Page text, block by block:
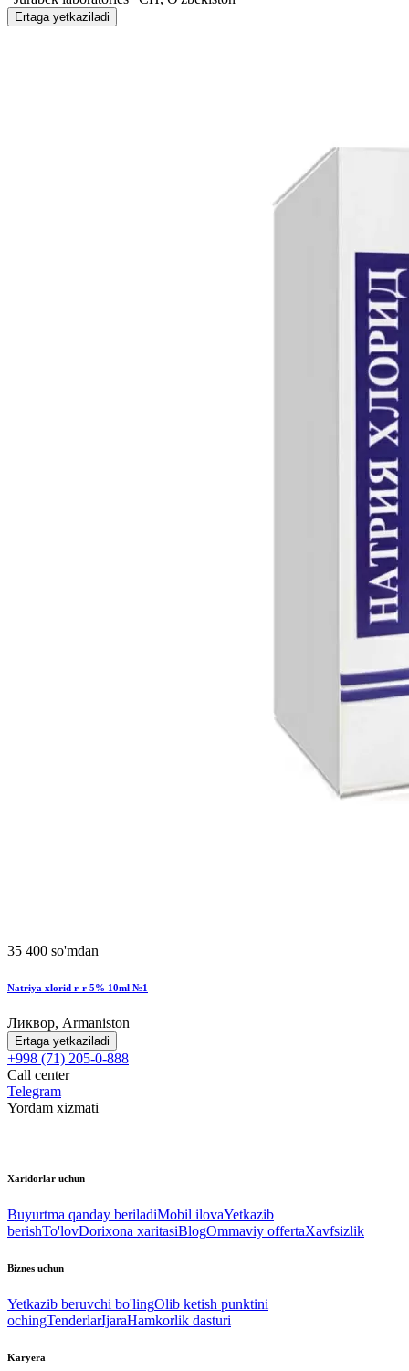
Ertaga yetkaziladi
35 400 so'mdan
Natriya xlorid r-r 5% 10ml №1
Ликвор, Armaniston
Ertaga yetkaziladi
+998 (71) 205-0-888
Call center
Telegram
Yordam xizmati
Xaridorlar uchun
Buyurtma qanday beriladiMobil ilovaYetkazib
berishTo'lovDorixona xaritasiBlogOmmaviy offertaXavfsizlik
Biznes uchun
Yetkazib beruvchi bo'lingOlib ketish punktini
ochingTenderlarIjaraHamkorlik dasturi
Karyera